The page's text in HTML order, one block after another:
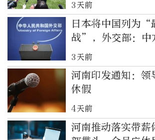
3天前
日本将中国列为“
战”，外交部：中
坚决反对
3天前
河南印发通知：领
休假
4天前
河南推动落实带薪